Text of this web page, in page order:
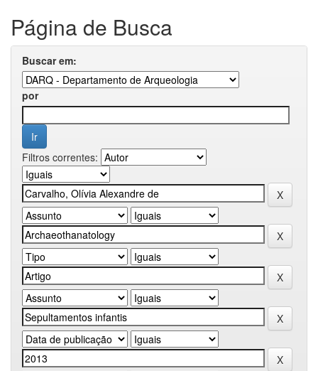
Página de Busca
Buscar em:
por
Filtros correntes: